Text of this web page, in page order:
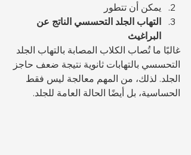
يمكن أن تتطور
التهاب الجلد التحسسي الناتج عن
البراغيث
غالبًا ما تُصاب الكلاب المصابة بالتهاب الجلد
التحسسي بالتهابات ثانوية نتيجة ضعف حاجز
الجلد. لذلك، من المهم معالجة ليس فقط
الحساسية، بل أيضًا الحالة العامة للجلد.